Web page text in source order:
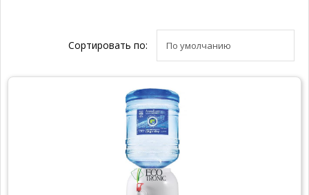
Сортировать по: